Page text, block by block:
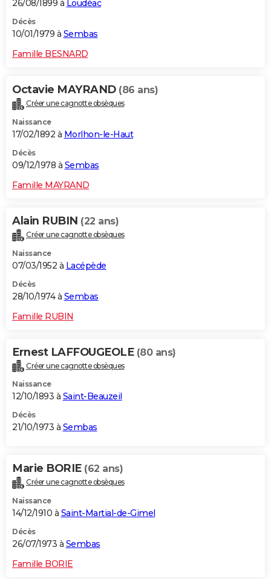
26/08/1899 à Loudéac
Décès
10/01/1979 à Sembas
Famille BESNARD
Octavie MAYRAND (86 ans)
Créer une cagnotte obsèques
Naissance
17/02/1892 à Morlhon-le-Haut
Décès
09/12/1978 à Sembas
Famille MAYRAND
Alain RUBIN (22 ans)
Créer une cagnotte obsèques
Naissance
07/03/1952 à Lacépède
Décès
28/10/1974 à Sembas
Famille RUBIN
Ernest LAFFOUGEOLE (80 ans)
Créer une cagnotte obsèques
Naissance
12/10/1893 à Saint-Beauzeil
Décès
21/10/1973 à Sembas
Marie BORIE (62 ans)
Créer une cagnotte obsèques
Naissance
14/12/1910 à Saint-Martial-de-Gimel
Décès
26/07/1973 à Sembas
Famille BORIE